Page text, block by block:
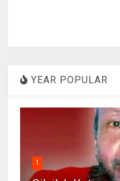
YEAR POPULAR
1